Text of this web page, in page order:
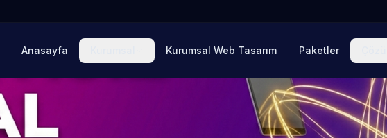
Anasayfa Kurumsal Web Tasarım Paketler